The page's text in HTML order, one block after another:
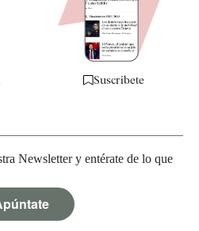
Suscríbete
Newsletter y entérate de lo que